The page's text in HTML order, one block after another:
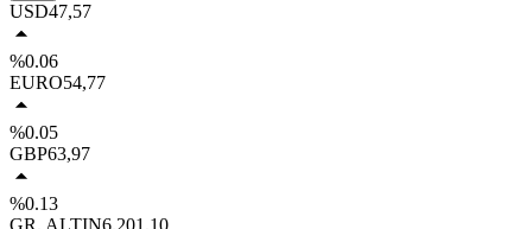
USD47,57
%0.06
EURO54,77
%0.05
GBP63,97
%0.13
GR. ALTIN6.201,10